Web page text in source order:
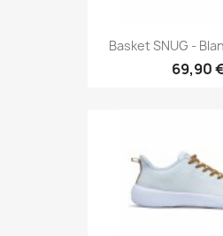
Basket SNUG -
69,90